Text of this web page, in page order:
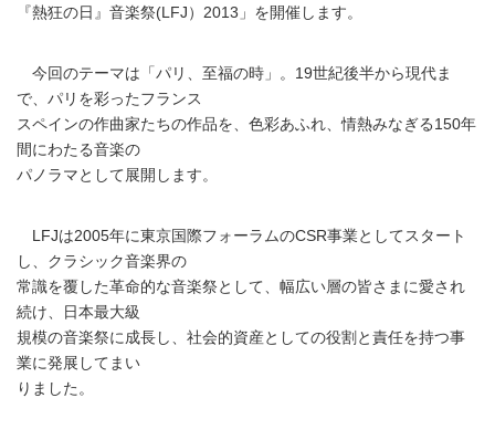
『熱狂の日』音楽祭(LFJ）2013」を開催します。
今回のテーマは「パリ、至福の時」。19世紀後半から現代ま
で、パリを彩ったフランス
スペインの作曲家たちの作品を、色彩あふれ、情熱みなぎる150年
間にわたる音楽の
パノラマとして展開します。
LFJは2005年に東京国際フォーラムのCSR事業としてスタート
し、クラシック音楽界の
常識を覆した革命的な音楽祭として、幅広い層の皆さまに愛され
続け、日本最大級
規模の音楽祭に成長し、社会的資産としての役割と責任を持つ事
業に発展してまい
りました。